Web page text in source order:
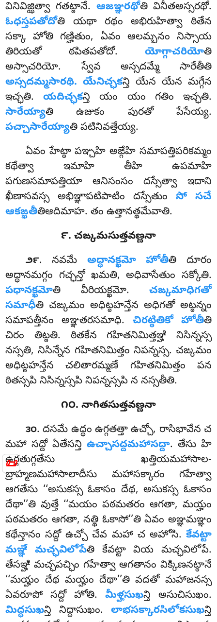
📜
వినివిజ్ఝిత్వా గతట్ఠానే. ఆజఞ్ఞరథోతి వినీతఅస్సరథో.
ఓధస్తపతోదోతి యథా రథంఅభిరుహిత్వా ఠితేన
సక్కా హోతి గణ్హితుం, ఏవం ఆలమ్బనం నిస్సాయ
తిరియతో ఠపితపతోదో. యోగ్గాచరియోతి
అస్సాచరియో. స్వేవ అస్సదమ్మే సారేతీతి
అస్సదమ్మసారథి. యేనిచ్ఛకన్తి యేన యేన మగ్గేన
ఇచ్ఛతి.యదిచ్ఛకన్తి యం యం గతిం ఇచ్ఛతి.
సారేయ్యాతి ఉజుకం పురతో పేసేయ్య.
పచ్చాసారేయ్యాతి పటినివత్తేయ్య.
ఏవం హేట్ఠా పఞ్చహి అఙ్గేహి సమాపత్తిపరికమ్మం
కథేత్వా ఇమాహి తీహి ఉపమాహి
పగుణసమాపత్తియా ఆనిసంసం దస్సేత్వా ఇదాని
ఖీణాసవస్స అభిఞ్ఞాపటిపాటిం దస్సేతుం సో సచే
ఆకఙ్ఖతీతిఆదిమాహ. తం ఉత్తానత్థమేవాతి.
౯. చఙ్కమసుత్తవణ్ణనా
౨౯. నవమే అద్ధానక్ఖమో హోతీతి దూరం
అద్ధానమగ్గం గచ్ఛన్తో ఖమతి, అధివాసేతుం సక్కోతి.
పధానక్ఖమోతి వీరియక్ఖమో. చఙ్కమాధిగతో
సమాధీతి చఙ్కమం అధిట్ఠహన్తేన అధిగతో అట్ఠన్నం
సమాపత్తీనం అఞ్ఞతరసమాధి. చిరట్ఠితికో హోతీతి
చిరం తిట్ఠతి. ఠితకేన గహితనిమిత్తఞ్హి నిసిన్నస్స
నస్సతి, నిసిన్నేన గహితనిమిత్తం నిపన్నస్స. చఙ్కమం
అధిట్ఠహన్తేన చలితారమ్మణే గహితనిమిత్తం పన
ఠితస్సపి నిసిన్నస్సపి నిపన్నస్సపి న నస్సతీతి.
౧౦. నాగితసుత్తవణ్ణనా
౩౦. దసమే ఉద్ధం ఉగ్గతత్తా ఉచ్చో, రాసిభావేన చ
మహా సద్దో ఏతేసన్తి ఉచ్చాసద్దమహాసద్దా. తేసు హి
ఉగ్గతుగ్గతేసు ఖత్తియమహాసాల-
బ్రాహ్మణమహాసాలాదీసు మహాసక్కారం గహేత్వా
ఆగతేసు ‘‘అసుకస్స ఓకాసం దేథ, అసుకస్స ఓకాసం
దేథా’’తి వుత్తే ‘‘మయం పఠమతరం ఆగతా, మయ్హం
పఠమతరం ఆగతా, నత్థి ఓకాసో’’తి ఏవం అఞ్ఞమఞ్ఞం
కథేన్తానం సద్దో ఉచ్చో చేవ మహా చ అహోసి. కేవట్టా
మఞ్ఞే మచ్ఛవిలోపేతి కేవట్టా వియ మచ్ఛవిలోపే.
తేసఞ్హి మచ్ఛపచ్ఛిం గహేత్వా ఆగతానం విక్కిణనట్ఠానే
‘‘మయ్హం దేథ మయ్హం దేథా’’తి వదతో మహాజనస్స
ఏవరూపో సద్దో హోతి. మీళ్హసుఖన్తి అసుచిసుఖం.
మిద్ధసుఖన్తి నిద్దాసుఖం. లాభసక్కారసిలోకసుఖన్తి